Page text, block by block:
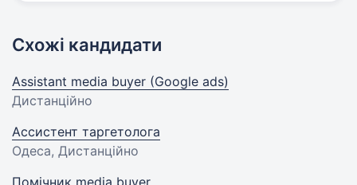
Схожі кандидати
Assistant media buyer (Google ads)
Дистанційно
Ассистент таргетолога
Одеса, Дистанційно
Помічник media buyer